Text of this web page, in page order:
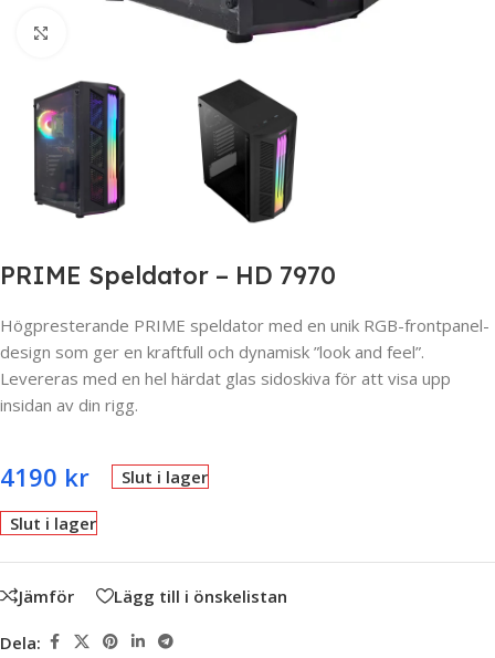
PRIME Speldator – HD 7970
Högpresterande PRIME speldator med en unik RGB-frontpanel-
design som ger en kraftfull och dynamisk ”look and feel”.
Levereras med en hel härdat glas sidoskiva för att visa upp
insidan av din rigg.
4190 kr Slut i lager
Slut i lager
Jämför Lägg till i önskelistan
Dela: